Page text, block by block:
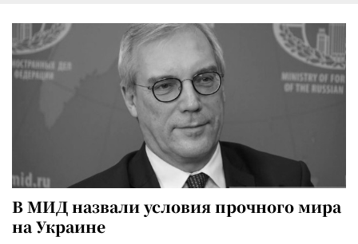
В МИД назвали условия прочного мира
на Украине